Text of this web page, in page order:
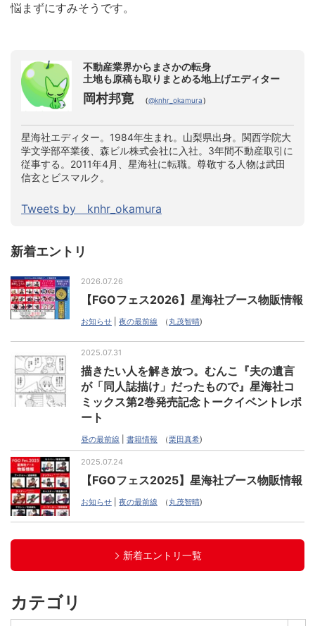
悩まずにすみそうです。
不動産業界からまさかの転身
土地も原稿も取りまとめる地上げエディター
岡村邦寛 （@knhr_okamura）
星海社エディター。1984年生まれ。山梨県出身。関西学院大
学文学部卒業後、森ビル株式会社に入社。3年間不動産取引に
従事する。2011年4月、星海社に転職。尊敬する人物は武田
信玄とビスマルク。
Tweets by knhr_okamura
新着エントリ
2026.07.26
【FGOフェス2026】星海社ブース物販情報
お知らせ 夜の最前線 （ 丸茂智晴)
2025.07.31
描きたい人を解き放つ。むんこ『夫の遺言
が「同人誌描け」だったもので』星海社コ
ミックス第2巻発売記念トークイベントレポ
ート
昼の最前線 書籍情報 （栗田真希)
2025.07.24
【FGOフェス2025】星海社ブース物販情報
お知らせ 夜の最前線 （ 丸茂智晴)
新着エントリ一覧
カテゴリ